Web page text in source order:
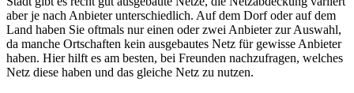
aber je nach Anbieter unterschiedlich. Auf dem Dorf oder auf dem
Land haben Sie oftmals nur einen oder zwei Anbieter zur Auswahl,
da manche Ortschaften kein ausgebautes Netz für gewisse Anbieter
haben. Hier hilft es am besten, bei Freunden nachzufragen, welches
Netz diese haben und das gleiche Netz zu nutzen.